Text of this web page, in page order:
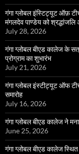
गंगा ग्लोबल इंस्टिट्यूट ऑफ़
मंगलदेव पाण्डेय को श्रद्धांजलि
July 28, 2026
गंगा ग्लोबल बीएड कालेज के
प्रोग्राम का शुभारंभ
July 21, 2026
गंगा ग्लोबल इंस्टीट्यूट ऑफ
समारोह
July 16, 2026
गंगा ग्लोबल बीएड कालेज ने
June 25, 2026
गंगा ग्लोबल बीएड कालेज स्थित